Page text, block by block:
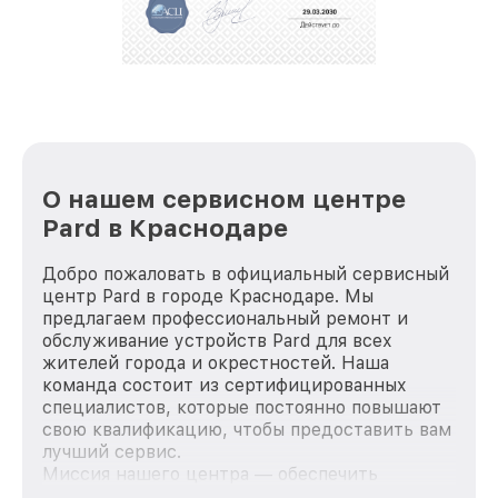
репутацию. Мы постоянно совершенствуемся и
О нашем сервисном центре
Pard в Краснодаре
Добро пожаловать в официальный сервисный
центр Pard в городе Краснодаре. Мы
предлагаем профессиональный ремонт и
обслуживание устройств Pard для всех
жителей города и окрестностей. Наша
команда состоит из сертифицированных
специалистов, которые постоянно повышают
свою квалификацию, чтобы предоставить вам
лучший сервис.
Миссия нашего центра — обеспечить